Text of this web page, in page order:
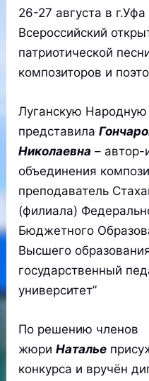
26-27 августа в
Всероссийский
патриотической
композиторов и
Луганскую Народную
представила
Николаевна – автор-
объединения
преподаватель
(филиала)
Бюджетного
Высшего
государственный
университет”
По решению членов
жюриНаталье
конкурса и вручён